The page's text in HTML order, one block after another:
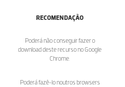
RECOMENDAÇÃO
Poderá não conseguir fazer o
download deste recurso no Google
Chrome.
Poderá fazê-lo noutros browsers